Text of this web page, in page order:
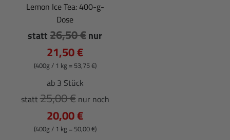
Lemon Ice Tea: 400-g-
Dose
statt26,50 €nur
21,50 €
(400g / 1 kg = 53,75 €)
ab 3 Stück
statt25,00 €nur noch
20,00 €
(400g / 1 kg = 50,00 €)